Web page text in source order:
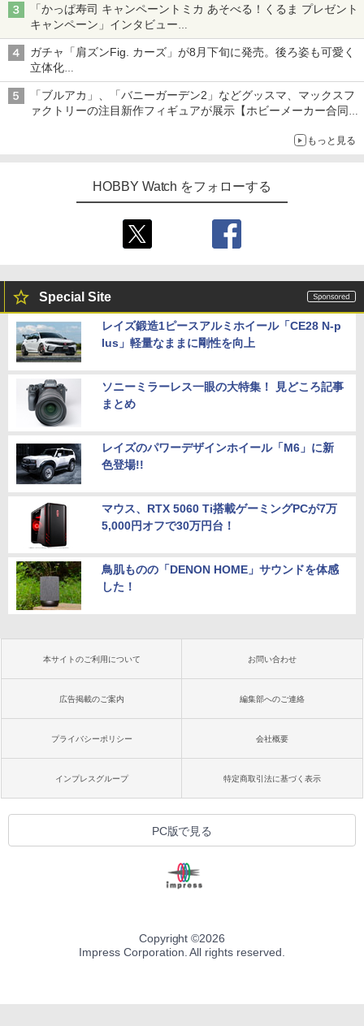
「かっぱ寿司 キャンペーントミカ あそべる！くるま プレゼント
キャンペーン」インタビュー
子どもが楽しめるかっぱ寿司ならではの体験とコラボの楽しさを
追求
ガチャ「肩ズンFig. カーズ」が8月下旬に発売。後ろ姿も可愛く
立体化
ライトニング・マックィーンやメーターなど4種がラインナップ
「ブルアカ」、「バニーガーデン2」などグッスマ、マックスフ
ァクトリーの注目新作フィギュアが展示【ホビーメーカー合同展
もっと見る
HOBBY Watch をフォローする
Special Site
レイズ鍛造1ピースアルミホイール「CE28 N-p
lus」軽量なままに剛性を向上
ソニーミラーレス一眼の大特集！ 見どころ記事
まとめ
レイズのパワーデザインホイール「M6」に新
色登場!!
マウス、RTX 5060 Ti搭載ゲーミングPCが7万
5,000円オフで30万円台！
鳥肌ものの「DENON HOME」サウンドを体感
した！
本サイトのご利用について お問い合わせ
広告掲載のご案内 編集部へのご連絡
プライバシーポリシー 会社概要
インプレスグループ 特定商取引法に基づく表示
PC版で見る
Copyright ©2026
Impress Corporation. All rights reserved.